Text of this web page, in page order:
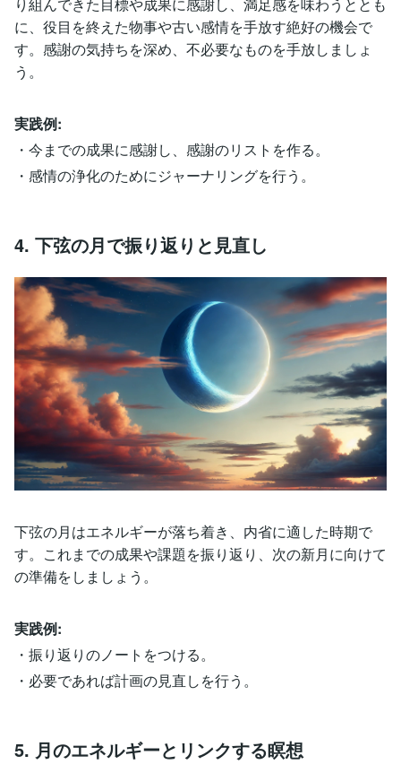
に、役目を終えた物事や古い感情を手放す絶好の機会で
す。感謝の気持ちを深め、不必要なものを手放しましょ
う。
実践例:
・今までの成果に感謝し、感謝のリストを作る。
・感情の浄化のためにジャーナリングを行う。
4. 下弦の月で振り返りと見直し
下弦の月はエネルギーが落ち着き、内省に適した時期で
す。これまでの成果や課題を振り返り、次の新月に向けて
の準備をしましょう。
実践例:
・振り返りのノートをつける。
・必要であれば計画の見直しを行う。
5. 月のエネルギーとリンクする瞑想